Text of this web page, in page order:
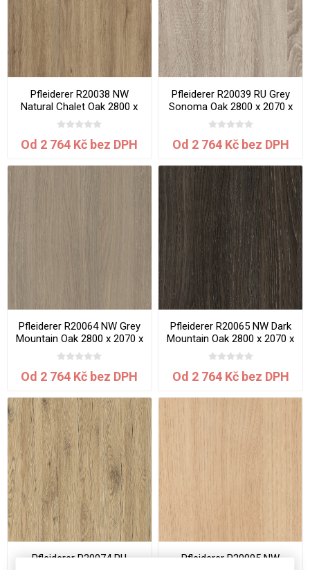
Pfleiderer R20038 NW
Natural Chalet Oak 2800 x
2070 x 0.8 mm
Od 2 764 Kč bez DPH
Pfleiderer R20039 RU Grey
Sonoma Oak 2800 x 2070 x
0.8 mm
Od 2 764 Kč bez DPH
Pfleiderer R20064 NW Grey
Mountain Oak 2800 x 2070 x
0.8 mm
Od 2 764 Kč bez DPH
Pfleiderer R20065 NW Dark
Mountain Oak 2800 x 2070 x
0.8 mm
Od 2 764 Kč bez DPH
Pfleiderer R20074 RU
Pfleiderer R20095 NW